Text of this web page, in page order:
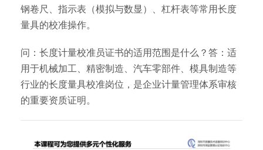
钢卷尺、指示表（模拟与数显）、杠杆表等常用长度
量具的校准操作。
问：长度计量校准员证书的适用范围是什么？答：适
用于机械加工、精密制造、汽车零部件、模具制造等
行业的长度量具校准岗位，是企业计量管理体系审核
的重要资质证明。